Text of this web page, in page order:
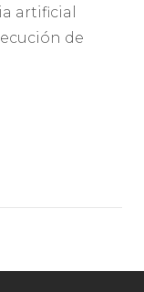
artificial
de